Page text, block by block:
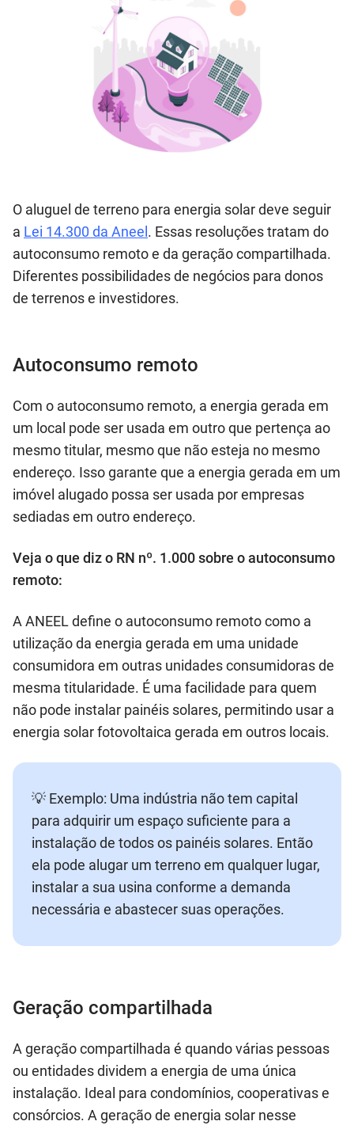
O aluguel de terreno para energia solar deve seguir
a Lei 14.300 da Aneel . Essas resoluções tratam do
autoconsumo remoto e da geração compartilhada.
Diferentes possibilidades de negócios para donos
de terrenos e investidores.
Autoconsumo remoto
Com o autoconsumo remoto, a energia gerada em
um local pode ser usada em outro que pertença ao
mesmo titular, mesmo que não esteja no mesmo
endereço. Isso garante que a energia gerada em um
imóvel alugado possa ser usada por empresas
sediadas em outro endereço.
Veja o que diz o RN nº. 1.000 sobre o autoconsumo
remoto:
A ANEEL define o autoconsumo remoto como a
utilização da energia gerada em uma unidade
consumidora em outras unidades consumidoras de
mesma titularidade. É uma facilidade para quem
não pode instalar painéis solares, permitindo usar a
energia solar fotovoltaica gerada em outros locais.
💡 Exemplo: Uma indústria não tem capital
para adquirir um espaço suficiente para a
instalação de todos os painéis solares. Então
ela pode alugar um terreno em qualquer lugar,
instalar a sua usina conforme a demanda
necessária e abastecer suas operações.
Geração compartilhada
A geração compartilhada é quando várias pessoas
ou entidades dividem a energia de uma única
instalação. Ideal para condomínios, cooperativas e
consórcios. A geração de energia solar nesse